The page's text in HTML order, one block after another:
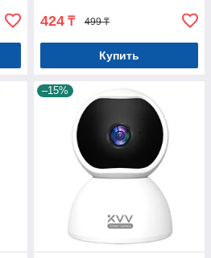
424 ₸ 499 ₸
Купить
–15%